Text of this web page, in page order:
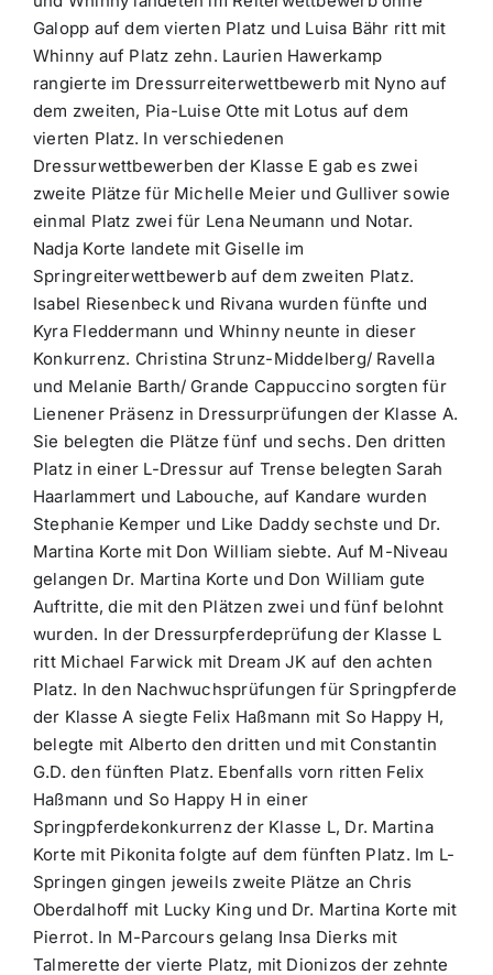
Galopp auf dem vierten Platz und Luisa Bähr ritt mit
Whinny auf Platz zehn. Laurien Hawerkamp
rangierte im Dressurreiterwettbewerb mit Nyno auf
dem zweiten, Pia-Luise Otte mit Lotus auf dem
vierten Platz. In verschiedenen
Dressurwettbewerben der Klasse E gab es zwei
zweite Plätze für Michelle Meier und Gulliver sowie
einmal Platz zwei für Lena Neumann und Notar.
Nadja Korte landete mit Giselle im
Springreiterwettbewerb auf dem zweiten Platz.
Isabel Riesenbeck und Rivana wurden fünfte und
Kyra Fleddermann und Whinny neunte in dieser
Konkurrenz. Christina Strunz-Middelberg/ Ravella
und Melanie Barth/ Grande Cappuccino sorgten für
Lienener Präsenz in Dressurprüfungen der Klasse A.
Sie belegten die Plätze fünf und sechs. Den dritten
Platz in einer L-Dressur auf Trense belegten Sarah
Haarlammert und Labouche, auf Kandare wurden
Stephanie Kemper und Like Daddy sechste und Dr.
Martina Korte mit Don William siebte. Auf M-Niveau
gelangen Dr. Martina Korte und Don William gute
Auftritte, die mit den Plätzen zwei und fünf belohnt
wurden. In der Dressurpferdeprüfung der Klasse L
ritt Michael Farwick mit Dream JK auf den achten
Platz. In den Nachwuchsprüfungen für Springpferde
der Klasse A siegte Felix Haßmann mit So Happy H,
belegte mit Alberto den dritten und mit Constantin
G.D. den fünften Platz. Ebenfalls vorn ritten Felix
Haßmann und So Happy H in einer
Springpferdekonkurrenz der Klasse L, Dr. Martina
Korte mit Pikonita folgte auf dem fünften Platz. Im L-
Springen gingen jeweils zweite Plätze an Chris
Oberdalhoff mit Lucky King und Dr. Martina Korte mit
Pierrot. In M-Parcours gelang Insa Dierks mit
Talmerette der vierte Platz, mit Dionizos der zehnte